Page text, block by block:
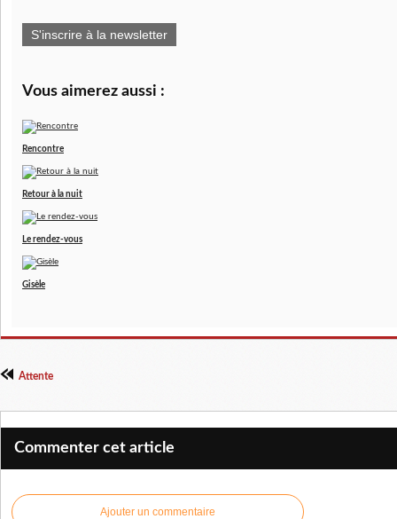
S'inscrire à la newsletter
Vous aimerez aussi :
Rencontre
Retour à la nuit
Le rendez-vous
Gisèle
Attente
Commenter cet article
Ajouter un commentaire